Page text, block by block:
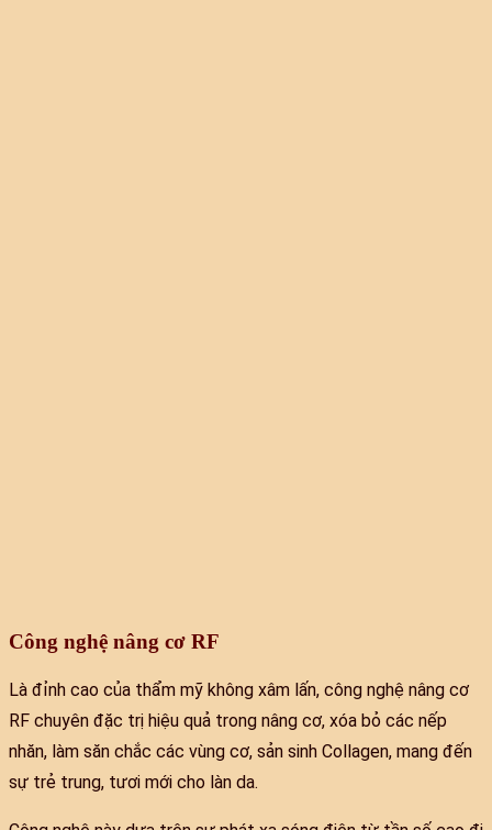
Công nghệ nâng cơ RF
Là đỉnh cao của thẩm mỹ không xâm lấn, công nghệ nâng cơ
RF chuyên đặc trị hiệu quả trong nâng cơ, xóa bỏ các nếp
nhăn, làm săn chắc các vùng cơ, sản sinh Collagen, mang đến
sự trẻ trung, tươi mới cho làn da.